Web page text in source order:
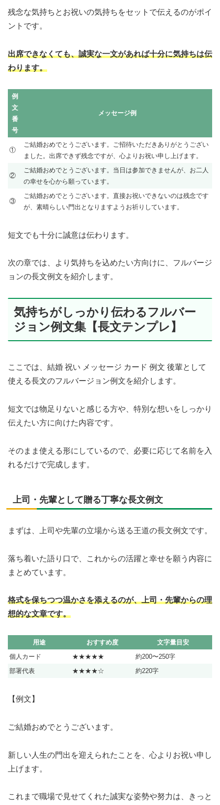
残念な気持ちとお祝いの気持ちをセットで伝えるのがポイ
ントです。
出席できなくても、誠実な一文があれば十分に気持ちは伝
わります。
例
文
番
号
メッセージ例
①
ご結婚おめでとうございます。ご招待いただきありがとうござい
ました。出席できず残念ですが、心よりお祝い申し上げます。
②
ご結婚おめでとうございます。当日は参加できませんが、お二人
の幸せを心から願っています。
③
ご結婚おめでとうございます。直接お祝いできないのは残念です
が、素晴らしい門出となりますようお祈りしています。
短文でも十分に誠意は伝わります。
次の章では、より気持ちを込めたい方向けに、フルバージ
ョンの長文例文を紹介します。
気持ちがしっかり伝わるフルバー
ジョン例文集【長文テンプレ】
ここでは、結婚 祝い メッセージ カード 例文 後輩として
使える長文のフルバージョン例文を紹介します。
短文では物足りないと感じる方や、特別な想いをしっかり
伝えたい方に向けた内容です。
そのまま使える形にしているので、必要に応じて名前を入
れるだけで完成します。
上司・先輩として贈る丁寧な長文例文
まずは、上司や先輩の立場から送る王道の長文例文です。
落ち着いた語り口で、これからの活躍と幸せを願う内容に
まとめています。
格式を保ちつつ温かさを添えるのが、上司・先輩からの理
想的な文章です。
用途 おすすめ度
文字量目安
個人カード
★★★★★
約200〜250字
部署代表
★★★★☆ 約220字
【例文】
ご結婚おめでとうございます。
新しい人生の門出を迎えられたことを、心よりお祝い申し
上げます。
これまで職場で見せてくれた誠実な姿勢や努力は、きっと